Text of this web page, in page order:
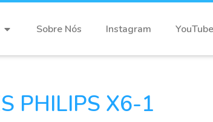
Sobre Nós Instagram YouTube
PHILIPS X6-1